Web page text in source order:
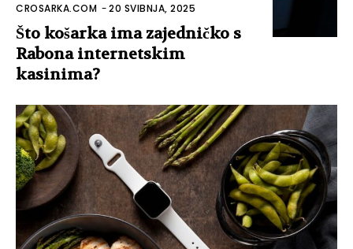
CROSARKA.COM -20 SVIBNJA, 2025
Što košarka ima zajedničko s
Rabona internetskim
kasinima?